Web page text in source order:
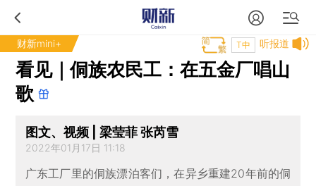
财新mini+ 听报道
T中
看见｜侗族农民工：在五金厂唱山
歌
图文、视频 | 梁莹菲 张芮雪
2022年01月17日 11:18
广东工厂里的侗族漂泊客们，在异乡重建20年前的侗